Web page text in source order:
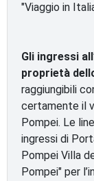
"Viaggio in
Gli ingressi
proprietà
raggiungibili
certamente il
Pompei. Le
ingressi di
Pompei Villa
Pompei" per